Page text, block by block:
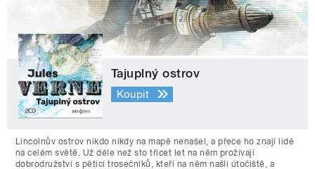
Tajuplný ostrov
Koupit
Lincolnův ostrov nikdo nikdy na mapě nenašel, a přece ho znají lidé
na celém světě. Už déle než sto třicet let na něm prožívají
dobrodružství s pěticí trosečníků, kteří na něm našli útočiště, a